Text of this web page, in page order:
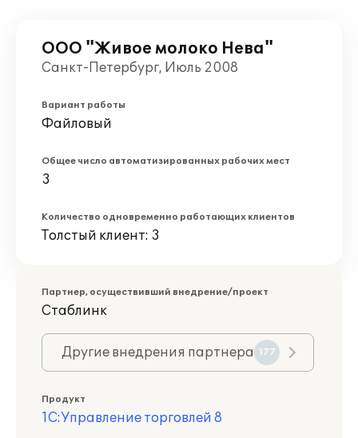
ООО "Живое молоко Нева"
Санкт-Петербург, Июль 2008
Вариант работы
Файловый
Общее число автоматизированных рабочих мест
3
Количество одновременно работающих клиентов
Толстый клиент: 3
Партнер, осуществивший внедрение/проект
Стаблинк
Другие внедрения партнера 177
Продукт
1С:Управление торговлей 8